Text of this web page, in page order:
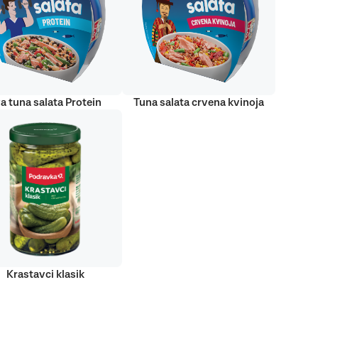
tuna salata Protein Tuna salata crvena kvinoja
Krastavci klasik